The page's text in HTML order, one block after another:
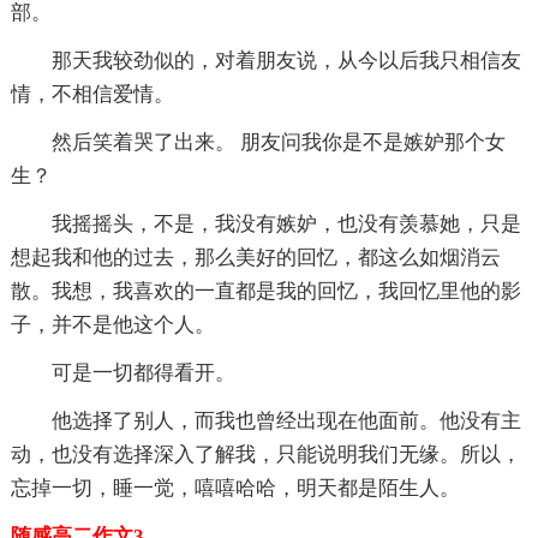
部。
那天我较劲似的，对着朋友说，从今以后我只相信友
情，不相信爱情。
然后笑着哭了出来。 朋友问我你是不是嫉妒那个女
生？
我摇摇头，不是，我没有嫉妒，也没有羡慕她，只是
想起我和他的过去，那么美好的回忆，都这么如烟消云
散。我想，我喜欢的一直都是我的回忆，我回忆里他的影
子，并不是他这个人。
可是一切都得看开。
他选择了别人，而我也曾经出现在他面前。他没有主
动，也没有选择深入了解我，只能说明我们无缘。所以，
忘掉一切，睡一觉，嘻嘻哈哈，明天都是陌生人。